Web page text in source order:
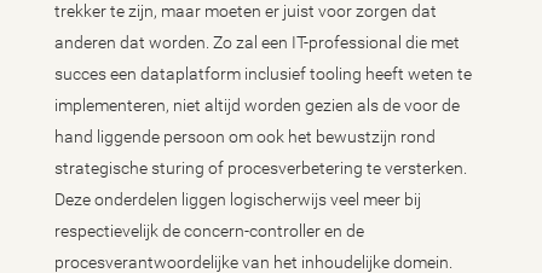
trekker te zijn, maar moeten er juist voor zorgen dat
anderen dat worden. Zo zal een IT-professional die met
succes een dataplatform inclusief tooling heeft weten te
implementeren, niet altijd worden gezien als de voor de
hand liggende persoon om ook het bewustzijn rond
strategische sturing of procesverbetering te versterken.
Deze onderdelen liggen logischerwijs veel meer bij
respectievelijk de concern-controller en de
procesverantwoordelijke van het inhoudelijke domein.